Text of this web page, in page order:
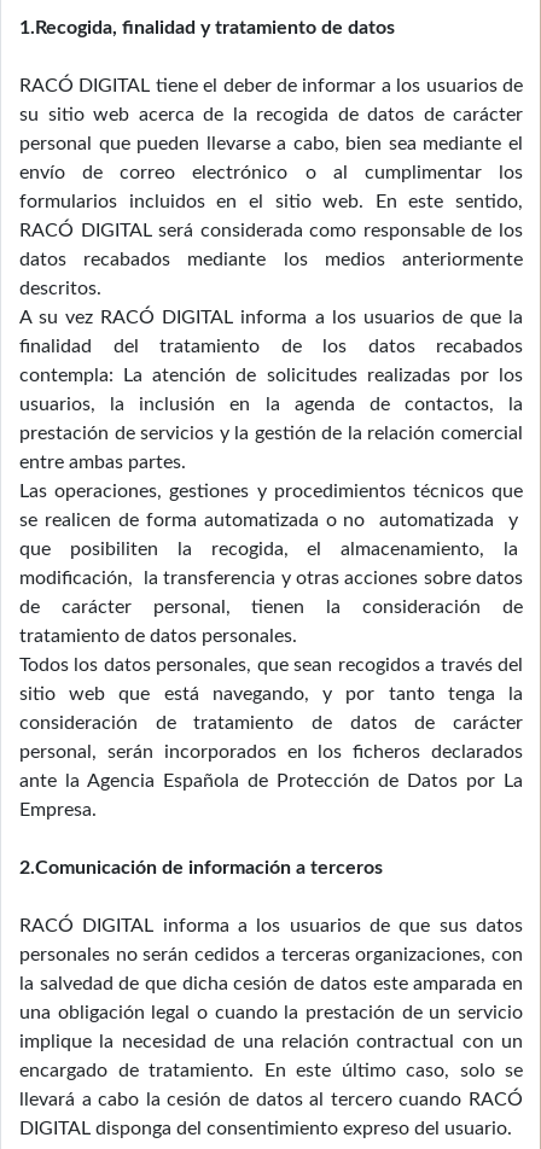
1.Recogida, finalidad y tratamiento de datos
RACÓ DIGITAL tiene el deber de informar a los usuarios de
su sitio web acerca de la recogida de datos de carácter
personal que pueden llevarse a cabo, bien sea mediante el
envío de correo electrónico o al cumplimentar los
formularios incluidos en el sitio web. En este sentido,
RACÓ DIGITAL será considerada como responsable de los
datos recabados mediante los medios anteriormente
descritos.
A su vez RACÓ DIGITAL informa a los usuarios de que la
finalidad del tratamiento de los datos recabados
contempla: La atención de solicitudes realizadas por los
usuarios, la inclusión en la agenda de contactos, la
prestación de servicios y la gestión de la relación comercial
entre ambas partes.
Las operaciones, gestiones y procedimientos técnicos que
se realicen de forma automatizada o no automatizada y
que posibiliten la recogida, el almacenamiento, la
modificación, la transferencia y otras acciones sobre datos
de carácter personal, tienen la consideración de
tratamiento de datos personales.
Todos los datos personales, que sean recogidos a través del
sitio web que está navegando, y por tanto tenga la
consideración de tratamiento de datos de carácter
personal, serán incorporados en los ficheros declarados
ante la Agencia Española de Protección de Datos por La
Empresa.
2.Comunicación de información a terceros
RACÓ DIGITAL informa a los usuarios de que sus datos
personales no serán cedidos a terceras organizaciones, con
la salvedad de que dicha cesión de datos este amparada en
una obligación legal o cuando la prestación de un servicio
implique la necesidad de una relación contractual con un
encargado de tratamiento. En este último caso, solo se
llevará a cabo la cesión de datos al tercero cuando RACÓ
DIGITAL disponga del consentimiento expreso del usuario.